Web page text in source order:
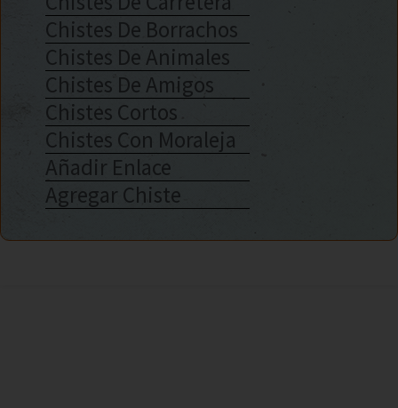
Chistes De Borrachos
Chistes De Animales
Chistes De Amigos
Chistes Cortos
Chistes Con Moraleja
Añadir Enlace
Agregar Chiste